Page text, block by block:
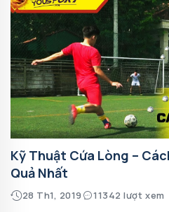
Kỹ Thuật Cứa Lòng –
Quả Nhất
28 Th1, 2019 11342 lượt xem